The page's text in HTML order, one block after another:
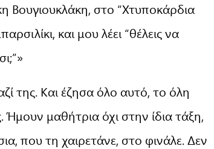
Βουγιουκλάκη, στο “Χτυποκάρδια
και μου λέει “θέλεις να
της. Και έζησα όλο αυτό, το όλη
Ήμουν μαθήτρια όχι στην ίδια τάξη,
που τη χαιρετάνε, στο φινάλε. Δεν